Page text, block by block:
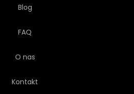
Blog
FAQ
O nas
Kontakt